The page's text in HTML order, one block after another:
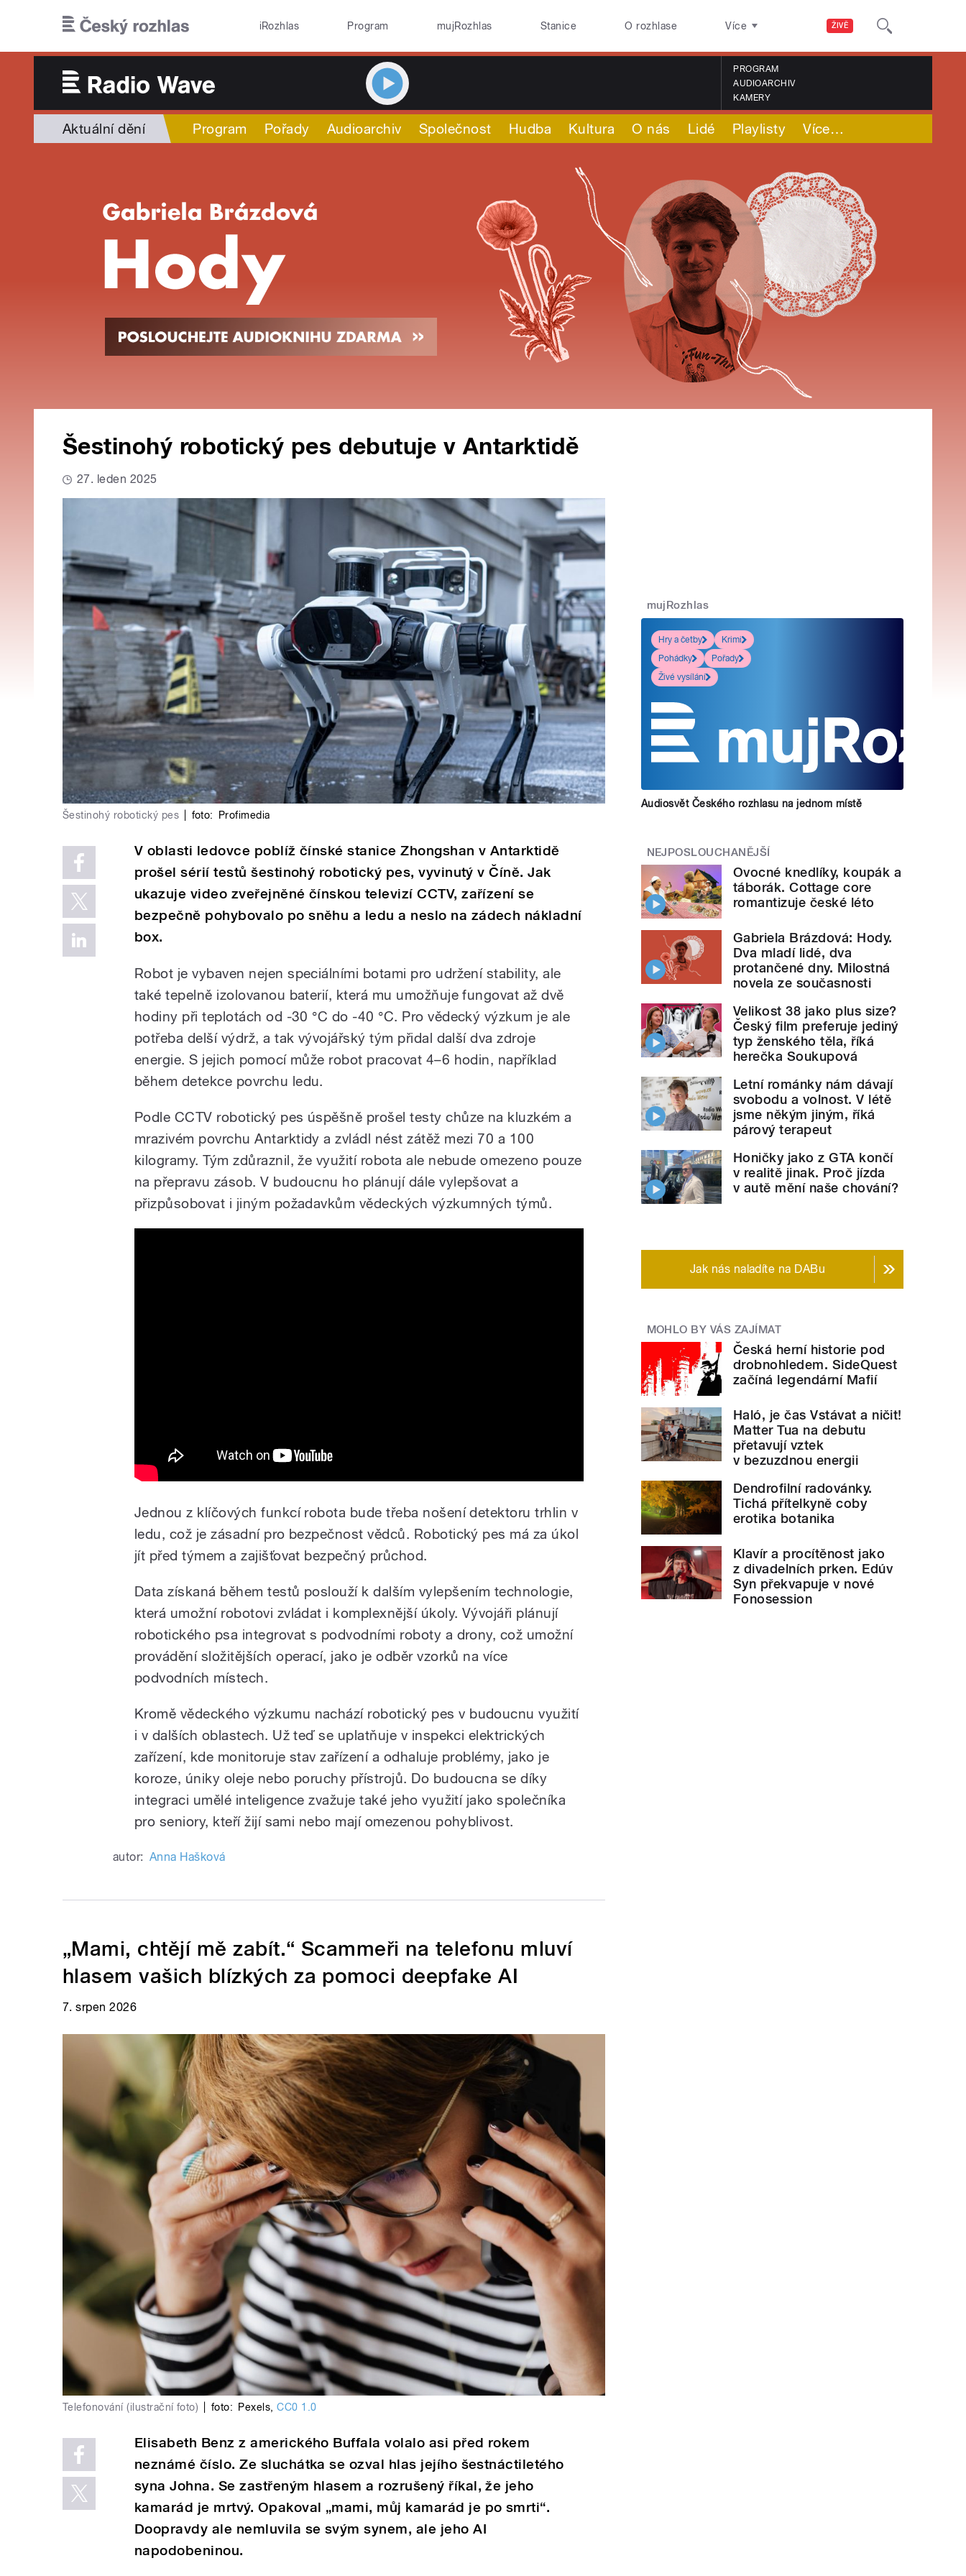
ŽIVĚ
iRozhlas Program mujRozhlas Stanice O rozhlase Více
PROGRAM
AUDIOARCHIV
KAMERY
Aktuální dění Program Pořady Audioarchiv Společnost Hudba Kultura O nás Lidé Playlisty Více…
Šestinohý robotický pes debutuje v Antarktidě
27. leden 2025
Šestinohý robotický pes foto: Profimedia
V oblasti ledovce poblíž čínské stanice Zhongshan v Antarktidě
prošel sérií testů šestinohý robotický pes, vyvinutý v Číně. Jak
ukazuje video zveřejněné čínskou televizí CCTV, zařízení se
bezpečně pohybovalo po sněhu a ledu a neslo na zádech nákladní
box.
Robot je vybaven nejen speciálními botami pro udržení stability, ale
také tepelně izolovanou baterií, která mu umožňuje fungovat až dvě
hodiny při teplotách od -30 °C do -40 °C. Pro vědecký výzkum je ale
potřeba delší výdrž, a tak vývojářský tým přidal další dva zdroje
energie. S jejich pomocí může robot pracovat 4–6 hodin, například
během detekce povrchu ledu.
Podle CCTV robotický pes úspěšně prošel testy chůze na kluzkém a
mrazivém povrchu Antarktidy a zvládl nést zátěž mezi 70 a 100
kilogramy. Tým zdůraznil, že využití robota ale nebude omezeno pouze
na přepravu zásob. V budoucnu ho plánují dále vylepšovat a
přizpůsobovat i jiným požadavkům vědeckých výzkumných týmů.
Jednou z klíčových funkcí robota bude třeba nošení detektoru trhlin v
ledu, což je zásadní pro bezpečnost vědců. Robotický pes má za úkol
jít před týmem a zajišťovat bezpečný průchod.
Data získaná během testů poslouží k dalším vylepšením technologie,
která umožní robotovi zvládat i komplexnější úkoly. Vývojáři plánují
robotického psa integrovat s podvodními roboty a drony, což umožní
provádění složitějších operací, jako je odběr vzorků na více
podvodních místech.
Kromě vědeckého výzkumu nachází robotický pes v budoucnu využití
i v dalších oblastech. Už teď se uplatňuje v inspekci elektrických
zařízení, kde monitoruje stav zařízení a odhaluje problémy, jako je
koroze, úniky oleje nebo poruchy přístrojů. Do budoucna se díky
integraci umělé inteligence zvažuje také jeho využití jako společníka
pro seniory, kteří žijí sami nebo mají omezenou pohyblivost.
autor: Anna Hašková
„Mami, chtějí mě zabít.“ Scammeři na telefonu mluví
hlasem vašich blízkých za pomoci deepfake AI
7. srpen 2026
Telefonování (ilustrační foto) foto: Pexels,CC0 1.0
Elisabeth Benz z amerického Buffala volalo asi před rokem
neznámé číslo. Ze sluchátka se ozval hlas jejího šestnáctiletého
syna Johna. Se zastřeným hlasem a rozrušený říkal, že jeho
kamarád je mrtvý. Opakoval „mami, můj kamarád je po smrti“.
Doopravdy ale nemluvila se svým synem, ale jeho AI
napodobeninou.
mujRozhlas
Hry a četby
Krimi
Pohádky
Pořady
Živé vysílání
Audiosvět Českého rozhlasu na jednom místě
NEJPOSLOUCHANĚJŠÍ
Ovocné knedlíky, koupák a
táborák. Cottage core
romantizuje české léto
Gabriela Brázdová: Hody.
Dva mladí lidé, dva
protančené dny. Milostná
novela ze současnosti
Velikost 38 jako plus size?
Český film preferuje jediný
typ ženského těla, říká
herečka Soukupová
Letní románky nám dávají
svobodu a volnost. V létě
jsme někým jiným, říká
párový terapeut
Honičky jako z GTA končí
v realitě jinak. Proč jízda
v autě mění naše chování?
Jak nás naladíte na DABu
MOHLO BY VÁS ZAJÍMAT
Česká herní historie pod
drobnohledem. SideQuest
začíná legendární Mafií
Haló, je čas Vstávat a ničit!
Matter Tua na debutu
přetavují vztek
v bezuzdnou energii
Dendrofilní radovánky.
Tichá přítelkyně coby
erotika botanika
Klavír a procítěnost jako
z divadelních prken. Edúv
Syn překvapuje v nové
Fonosession